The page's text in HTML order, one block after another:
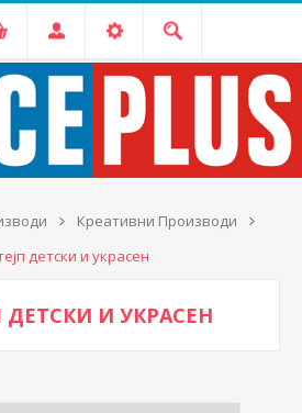
Креативни Производи
детски и украсен
ДЕТСКИ И УКРАСЕН